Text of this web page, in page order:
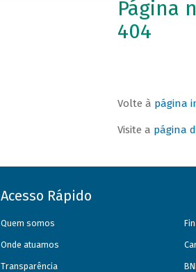
Página
404
Volte à página
Visite a página
Acesso Rápido
Quem somos
Onde atuamos
Transparência